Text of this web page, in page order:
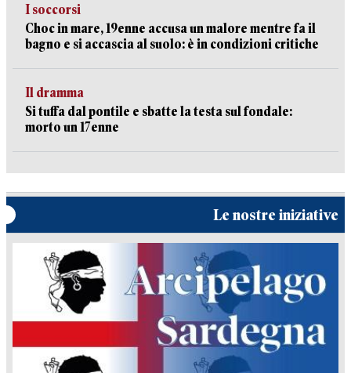
I soccorsi
Choc in mare, 19enne accusa un malore mentre fa il
bagno e si accascia al suolo: è in condizioni critiche
Il dramma
Si tuffa dal pontile e sbatte la testa sul fondale:
morto un 17enne
Le nostre iniziative